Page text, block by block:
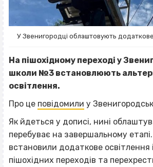
У Звенигородці облаштовують
На пішохідному переході у
школи №3 встановлюють
освітлення.
Про це повідомили у
Як йдеться у дописі, нині
перебуває на завершальному етапі.
встановили додаткове освітлення
пішохідних переходів та